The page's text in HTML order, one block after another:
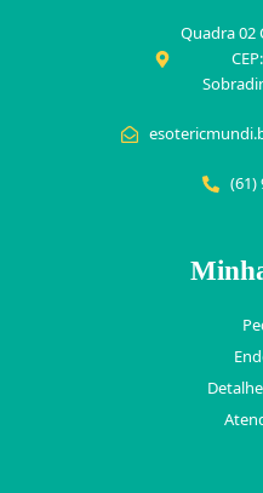
Quadra 02
(61)